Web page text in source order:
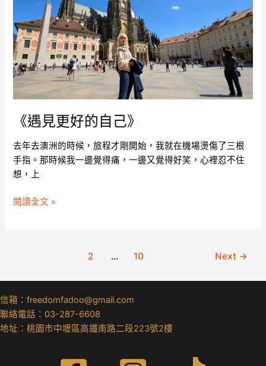
《遇見更好的自己》
去年去澳洲的時候，旅程才剛開始，我就在機場燙傷了三根
手指。那時候我一邊覺得痛，一邊又覺得好笑，心裡忍不住
想，上
的
自
己》
閱讀全文 »
2 ... 10 Next →
信箱：freedomfadoo@gmail.com
聯絡電話：03-287-6608
地址：桃園市中壢區高鐵南路二段223號2樓